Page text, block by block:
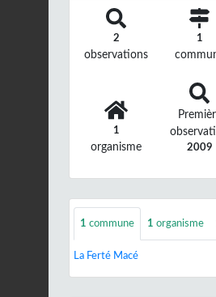
2
observations
1
1
organisme 2009
1 commune 1 organisme
La Ferté Macé